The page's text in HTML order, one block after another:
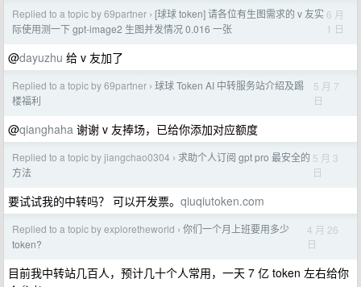
Replied to a topic by 69partner › [球球 token] 请各位有生图需求的 v 友实
际使用测一下 gpt-image2 生图并发情况 0.016 一张
6 月
1 日
@dayuzhu 给 v 友加了
Replied to a topic by 69partner › 球球 Token AI 中转服务站介绍及踢
楼福利
5 月 7
日
@qianghaha 谢谢 v 友捧场，已给你添加对应额度
Replied to a topic by jiangchao0304 › 求助个人订阅 gpt pro 最安全的
方法
5 月 3
日
要试试我的中转吗？ 可以开发票。 qiuqiutoken.com
Replied to a topic by exploretheworld › 你们一个月上班要用多少
token?
4 月 26
日
目前我中转站几百人，预计几十个人常用，一天 7 亿 token 左右给你